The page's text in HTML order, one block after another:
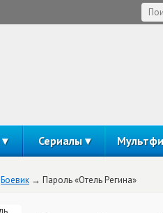
Сериалы
Боевик Пароль «Отель Регина»